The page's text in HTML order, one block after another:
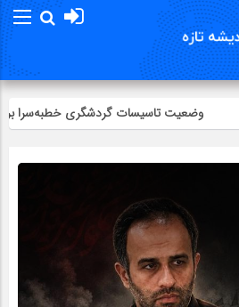
وضعیت تاسیسات گردشگری خطبه‌سرا